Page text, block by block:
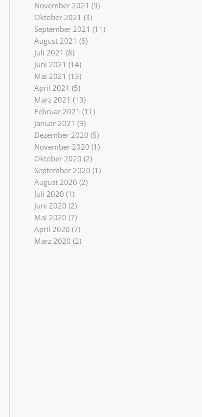
November 2021 (9)
Oktober 2021 (3)
September 2021 (11)
August 2021 (6)
Juli 2021 (8)
Juni 2021 (14)
Mai 2021 (13)
April 2021 (5)
März 2021 (13)
Februar 2021 (11)
Januar 2021 (9)
Dezember 2020 (5)
November 2020 (1)
Oktober 2020 (2)
September 2020 (1)
August 2020 (2)
Juli 2020 (1)
Juni 2020 (2)
Mai 2020 (7)
April 2020 (7)
März 2020 (2)